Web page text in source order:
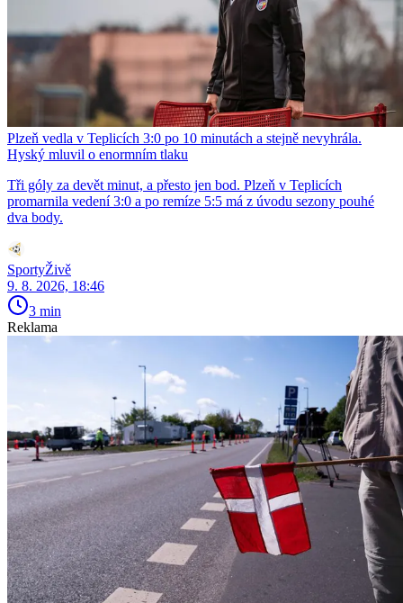
Plzeň vedla v Teplicích 3:0 po 10 minutách a stejně nevyhrála.
Hyský mluvil o enormním tlaku
Tři góly za devět minut, a přesto jen bod. Plzeň v Teplicích
promarnila vedení 3:0 a po remíze 5:5 má z úvodu sezony pouhé
dva body.
SportyŽivě
9. 8. 2026, 18:46
3 min
Reklama